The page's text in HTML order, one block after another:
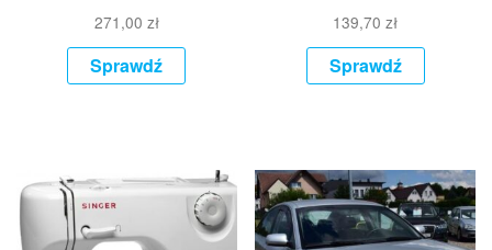
271,00 zł
Sprawdź
139,70zł
Sprawdź